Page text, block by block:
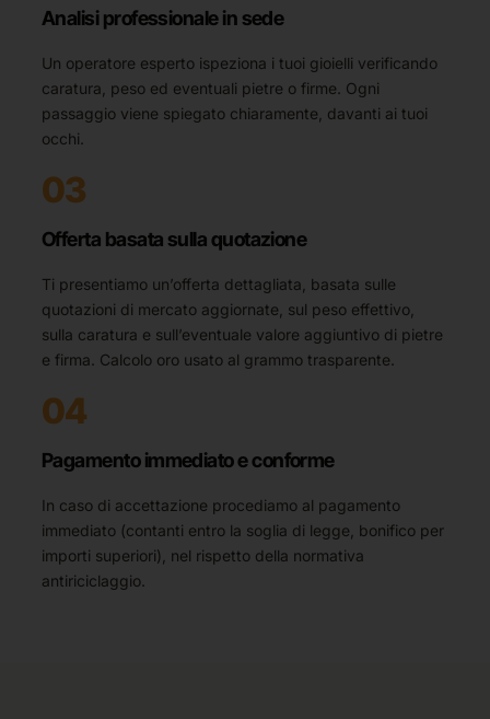
Analisi professionale in sede
Un operatore esperto ispeziona i tuoi gioielli verificando
caratura, peso ed eventuali pietre o firme. Ogni
passaggio viene spiegato chiaramente, davanti ai tuoi
occhi.
03
Offerta basata sulla quotazione
Ti presentiamo un’offerta dettagliata, basata sulle
quotazioni di mercato aggiornate, sul peso effettivo,
sulla caratura e sull’eventuale valore aggiuntivo di pietre
e firma. Calcolo oro usato al grammo trasparente.
04
Pagamento immediato e conforme
In caso di accettazione procediamo al pagamento
immediato (contanti entro la soglia di legge, bonifico per
importi superiori), nel rispetto della normativa
antiriciclaggio.